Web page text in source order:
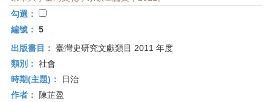
勾選：
編號： 5
出版書目： 臺灣史研究文獻類目 2011 年度
類別： 社會
時期(主題)：
日治
作者：
陳芷盈